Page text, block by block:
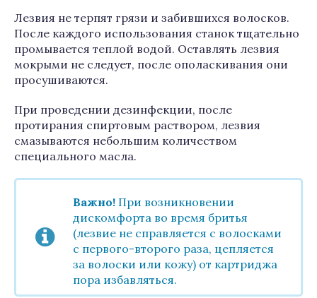
Лезвия не терпят грязи и забившихся волосков.
После каждого использования станок тщательно
промывается теплой водой. Оставлять лезвия
мокрыми не следует, после ополаскивания они
просушиваются.
При проведении дезинфекции, после
протирания спиртовым раствором, лезвия
смазываются небольшим количеством
специального масла.
Важно! При возникновении
дискомфорта во время бритья
(лезвие не справляется с волосками
с первого-второго раза, цепляется
за волоски или кожу) от картриджа
пора избавляться.